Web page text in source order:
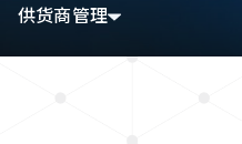
供货商管理